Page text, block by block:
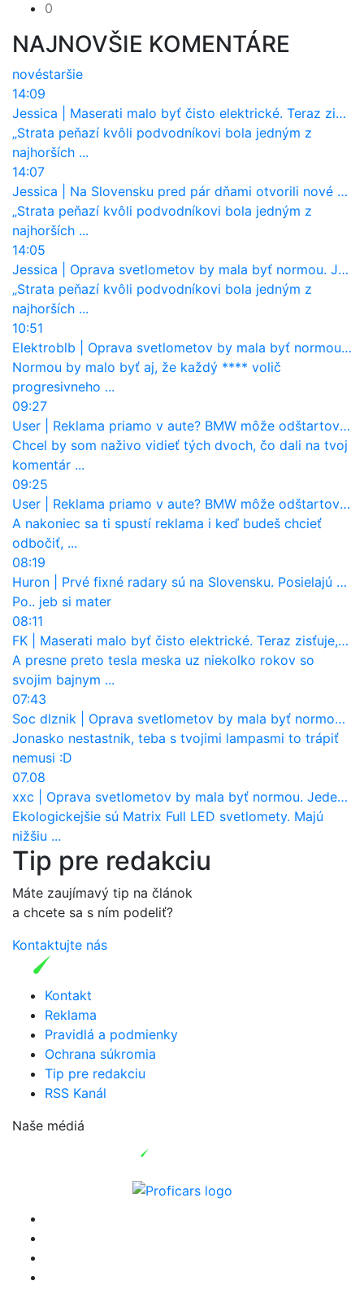
0
NAJNOVŠIE KOMENTÁRE
novéstaršie
14:09
Jessica
Maserati malo byť čisto elektrické. Teraz zisťuje, že potrebuje nový osemvalcový motor
„Strata peňazí kvôli podvodníkovi bola jedným z
najhorších ...
14:07
Jessica
Na Slovensku pred pár dňami otvorili nové mosty, ktoré to sú?
„Strata peňazí kvôli podvodníkovi bola jedným z
najhorších ...
14:05
Jessica
Oprava svetlometov by mala byť normou. Jeden nový dnes stojí priemerne 1251 eur!
„Strata peňazí kvôli podvodníkovi bola jedným z
najhorších ...
10:51
Elektroblb
Oprava svetlometov by mala byť normou. Jeden nový dnes stojí priemerne 1251 eur!
Normou by malo byť aj, že každý **** volič
progresivneho ...
09:27
User
Reklama priamo v aute? BMW môže odštartovať nový trend
Chcel by som naživo vidieť tých dvoch, čo dali na tvoj
komentár ...
09:25
User
Reklama priamo v aute? BMW môže odštartovať nový trend
A nakoniec sa ti spustí reklama i keď budeš chcieť
odbočiť, ...
08:19
Huron
Prvé fixné radary sú na Slovensku. Posielajú už pokuty? Ukáže ich Waze?
Po.. jeb si mater
08:11
FK
Maserati malo byť čisto elektrické. Teraz zisťuje, že potrebuje nový osemvalcový motor
A presne preto tesla meska uz niekolko rokov so
svojim bajnym ...
07:43
Soc dlznik
Oprava svetlometov by mala byť normou. Jeden nový dnes stojí priemerne 1251 eur!
Jonasko nestastnik, teba s tvojimi lampasmi to trápiť
nemusi :D
07.08
xxc
Oprava svetlometov by mala byť normou. Jeden nový dnes stojí priemerne 1251 eur!
Ekologickejšie sú Matrix Full LED svetlomety. Majú
nižšiu ...
Tip pre redakciu
Máte zaujímavý tip na článok
a chcete sa s ním podeliť?
Kontaktujte nás
Kontakt
Reklama
Pravidlá a podmienky
Ochrana súkromia
Tip pre redakciu
RSS Kanál
Naše médiá